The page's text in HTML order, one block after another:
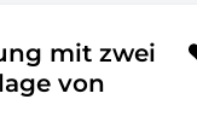
mit zwei
von